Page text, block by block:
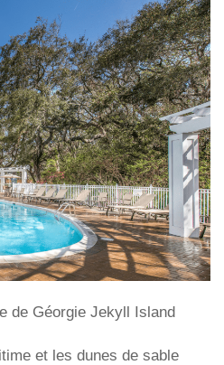
de Géorgie Jekyll Island
et les dunes de sable